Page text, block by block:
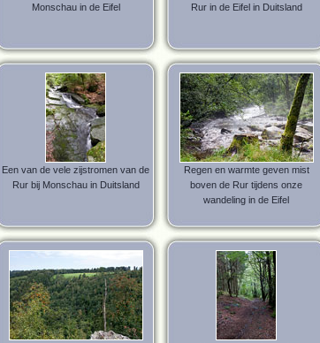
Monschau in de Eifel
Rur in de Eifel in Duitsland
Een van de vele zijstromen van de
Rur bij Monschau in Duitsland
Regen en warmte geven mist
boven de Rur tijdens onze
wandeling in de Eifel